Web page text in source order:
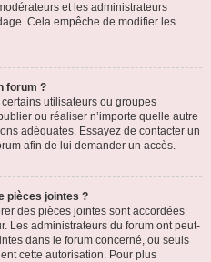
et les administrateurs
Cela empêche de modifier les
forum ?
utilisateurs ou groupes
ou réaliser n’importe quelle autre
adéquates. Essayez de contacter un
afin de lui demander un accès.
pièces jointes ?
des pièces jointes sont accordées
Les administrateurs du forum ont peut-
dans le forum concerné, ou seuls
cette autorisation. Pour plus